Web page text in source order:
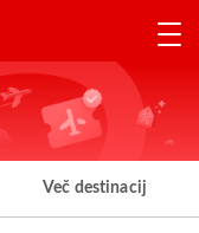
Več destinacij